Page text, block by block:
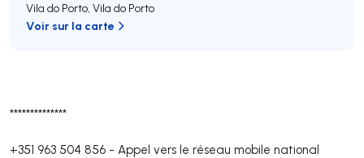
**************
+351 963 504 856 - Appel vers le réseau mobile national
Vila do Porto, Vila do Porto
Voir sur la carte